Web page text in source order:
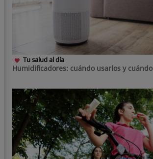
Tu salud al día
Humidificadores: cuándo usarlos y